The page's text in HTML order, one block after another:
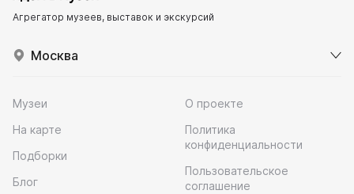
Агрегатор музеев, выставок и экскурсий
Москва
Музеи
На карте
Подборки
Блог
О проекте
Политика
конфиденциальности
Пользовательское
соглашение